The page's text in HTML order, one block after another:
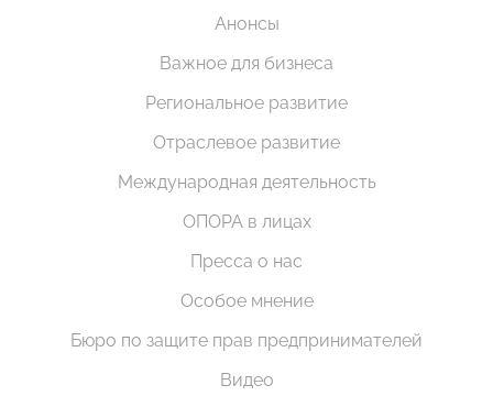
Анонсы
Важное для бизнеса
Региональное развитие
Отраслевое развитие
Международная деятельность
ОПОРА в лицах
Пресса о нас
Особое мнение
Бюро по защите прав предпринимателей
Видео